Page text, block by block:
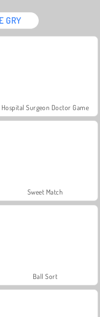
GRY
Hospital Surgeon Doctor Game
Sweet Match
Ball Sort